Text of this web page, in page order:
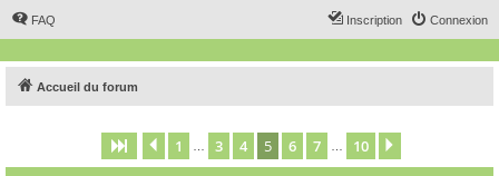
FAQ Connexion
Inscription
Accueil du forum
Page sur 10
Précédent
1 3 4 5 6 7 10